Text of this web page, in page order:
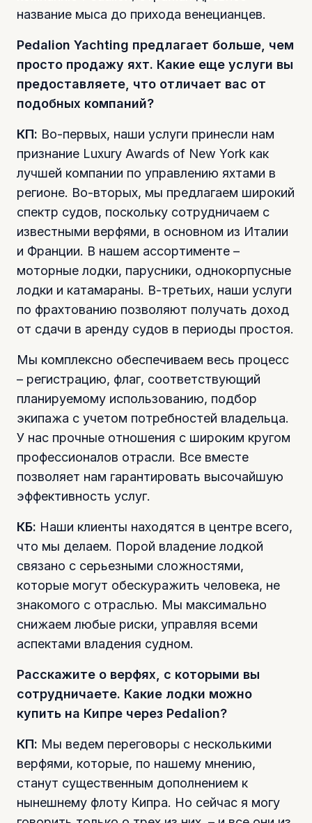
название мыса до прихода венецианцев.
Pedalion Yachting предлагает больше, чем
просто продажу яхт. Какие еще услуги вы
предоставляете, что отличает вас от
подобных компаний?
КП: Во-первых, наши услуги принесли нам
признание Luxury Awards of New York как
лучшей компании по управлению яхтами в
регионе. Во-вторых, мы предлагаем широкий
спектр судов, поскольку сотрудничаем с
известными верфями, в основном из Италии
и Франции. В нашем ассортименте –
моторные лодки, парусники, однокорпусные
лодки и катамараны. В-третьих, наши услуги
по фрахтованию позволяют получать доход
от сдачи в аренду судов в периоды простоя.
Мы комплексно обеспечиваем весь процесс
– регистрацию, флаг, соответствующий
планируемому использованию, подбор
экипажа с учетом потребностей владельца.
У нас прочные отношения с широким кругом
профессионалов отрасли. Все вместе
позволяет нам гарантировать высочайшую
эффективность услуг.
КБ: Наши клиенты находятся в центре всего,
что мы делаем. Порой владение лодкой
связано с серьезными сложностями,
которые могут обескуражить человека, не
знакомого с отраслью. Мы максимально
снижаем любые риски, управляя всеми
аспектами владения судном.
Расскажите о верфях, с которыми вы
сотрудничаете. Какие лодки можно
купить на Кипре через Pedalion?
КП: Мы ведем переговоры с несколькими
верфями, которые, по нашему мнению,
станут существенным дополнением к
нынешнему флоту Кипра. Но сейчас я могу